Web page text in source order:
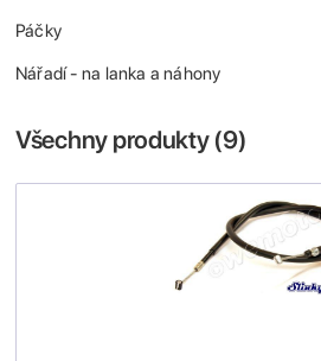
Páčky
Nářadí - na lanka a náhony
Všechny produkty (9)